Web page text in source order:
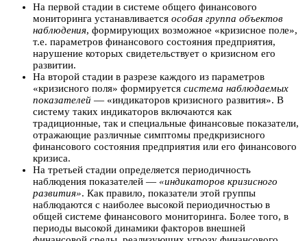
На первой стадии в системе общего финансового
мониторинга устанавливается особая группа объектов
наблюдения, формирующих возможное «кризисное поле»,
т.е. параметров финансового состояния предприятия,
нарушение которых свидетельствует о кризисном его
развитии.
На второй стадии в разрезе каждого из параметров
«кризисного поля» формируется система наблюдаемых
показателей — «индикаторов кризисного развития». В
систему таких индикаторов включаются как
традиционные, так и специальные финансовые показатели,
отражающие различные симптомы предкризисного
финансового состояния предприятия или его финансового
кризиса.
На третьей стадии определяется периодичность
наблюдения показателей — «индикаторов кризисного
развития». Как правило, показатели этой группы
наблюдаются с наиболее высокой периодичностью в
общей системе финансового мониторинга. Более того, в
периоды высокой динамики факторов внешней